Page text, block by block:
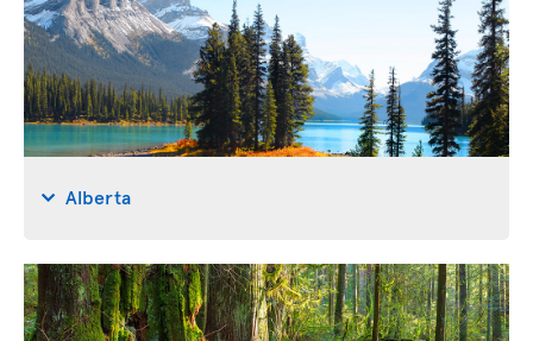
Alberta